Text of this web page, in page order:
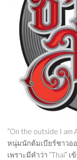
“On the outside I am
หนุ่มนักต้มเบียร์ชาวอ
เพราะมีคำว่า “Thai”